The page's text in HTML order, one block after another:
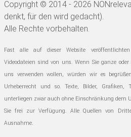
Copyright © 2014 - 2026
denkt, für den wird gedacht).
Alle Rechte vorbehalten.
Fast alle auf dieser Website
Videodateien sind von uns. Wenn Sie ganze
uns verwenden wollen, würden wir es
Urheberrecht und so.Texte, Bilder, Grafiken,
unterliegen zwar auch ohne Einschränkung dem
Sie frei zur Verfügung. Alle Quellen von
Ausnahme.